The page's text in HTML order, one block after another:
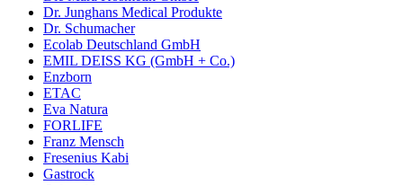
Dr. Junghans Medical Produkte
Dr. Schumacher
Ecolab Deutschland GmbH
EMIL DEISS KG (GmbH + Co.)
Enzborn
ETAC
Eva Natura
FORLIFE
Franz Mensch
Fresenius Kabi
Gastrock